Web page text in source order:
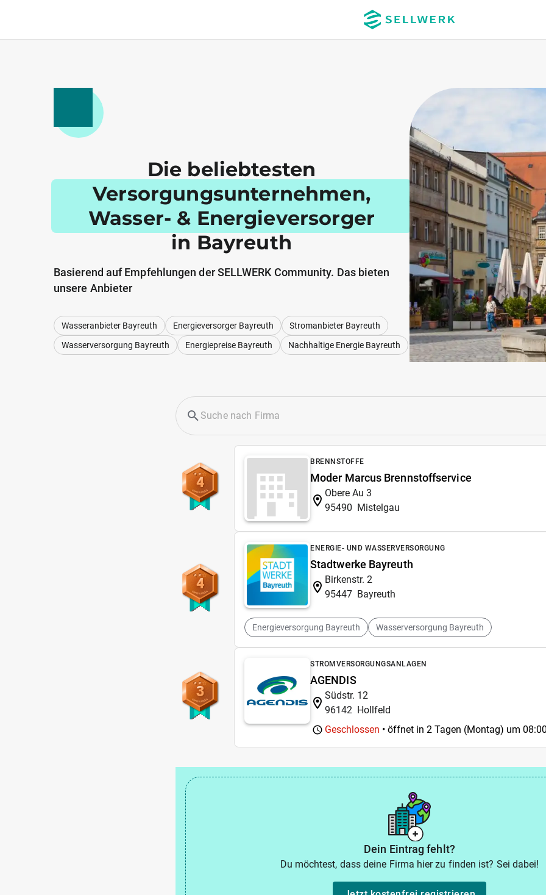
Die beliebtesten
Versorgungsunternehmen,
Wasser- & Energieversorger
in Bayreuth
Basierend auf Empfehlungen der SELLWERK Community. Das bieten
unsere Anbieter
Wasseranbieter Bayreuth Energieversorger Bayreuth
Stromanbieter Bayreuth
Wasserversorgung Bayreuth
Energiepreise Bayreuth Nachhaltige Energie Bayreuth
4
BRENNSTOFFE
Moder Marcus Brennstoffservice
Obere Au 3
95490 Mistelgau
4
ENERGIE- UND WASSERVERSORGUNG
Stadtwerke Bayreuth
Birkenstr. 2
95447 Bayreuth
Energieversorgung Bayreuth Wasserversorgung Bayreuth
3
STROMVERSORGUNGSANLAGEN
AGENDIS
Südstr. 12
96142 Hollfeld
Geschlossen • öffnet in 2 Tagen (Montag) um
Dein Eintrag fehlt?
Du möchtest, dass deine Firma hier zu finden ist? Sei dabei!